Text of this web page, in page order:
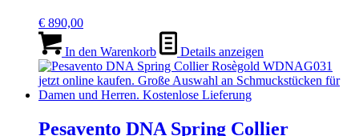
€ 890,00
In den Warenkorb Details anzeigen
Pesavento DNA Spring Collier